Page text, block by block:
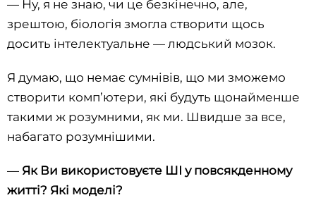
— Ну, я не знаю, чи це безкінечно, але,
зрештою, біологія змогла створити щось
досить інтелектуальне — людський мозок.
Я думаю, що немає сумнівів, що ми зможемо
створити комп’ютери, які будуть щонайменше
такими ж розумними, як ми. Швидше за все,
набагато розумнішими.
— Як Ви використовуєте ШІ у повсякденному
житті? Які моделі?